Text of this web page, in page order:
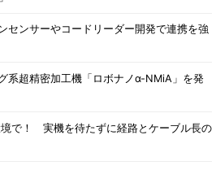
センサーやコードリーダー開発で連携を強
系超精密加工機「ロボナノα-NMiA」を発
で！ 実機を待たずに経路とケーブル長の